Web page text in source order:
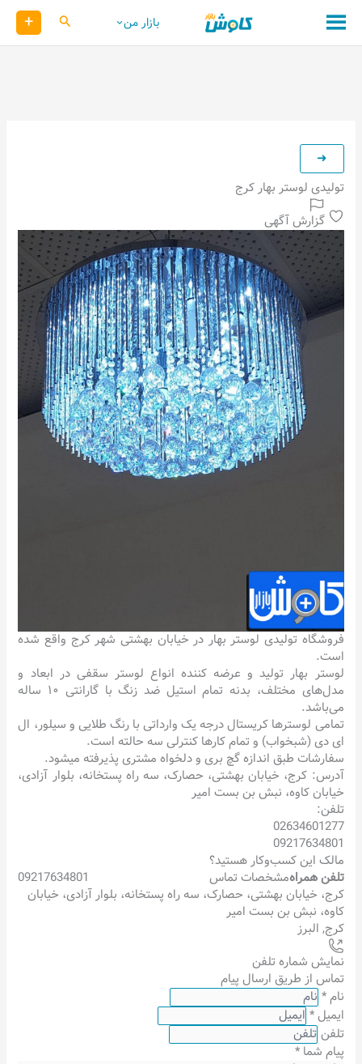
محتوا
بازار من کاوش +
تولیدی لوستر بهار کرج
گزارش آگهی
فروشگاه تولیدی لوستر بهار در خیابان بهشتی شهر کرج واقع شده
است.
لوستر بهار تولید و عرضه کننده انواع لوستر سقفی در ابعاد و
مدل‌های مختلف، بدنه تمام استیل ضد زنگ با گارانتی ۱۰ ساله
می‌باشد‌.
تمامی لوسترها کریستال درجه یک وارداتی با رنگ طلایی و سیلور، ال
ای دی (شبخواب) و تمام کارها کنترلی سه حالته است.
سفارشات طبق اندازه گچ بری و دلخواه مشتری پذیرفته میشود.
آدرس: کرج، خیابان بهشتی، حصارک، سه راه پستخانه، بلوار آزادی،
خیابان کاوه، نبش بن بست امیر
تلفن:
02634601277
09217634801
مالک این کسب‌وکار هستید؟
تلفن همراه
09217634801
مشخصات تماس
کرج، خیابان بهشتی، حصارک، سه راه پستخانه، بلوار آزادی، خیابان
کاوه، نبش بن بست امیر
کرج, البرز
نمایش شماره تلفن
تماس از طریق ارسال پیام
نام*
ایمیل*
تلفن
پیام شما*